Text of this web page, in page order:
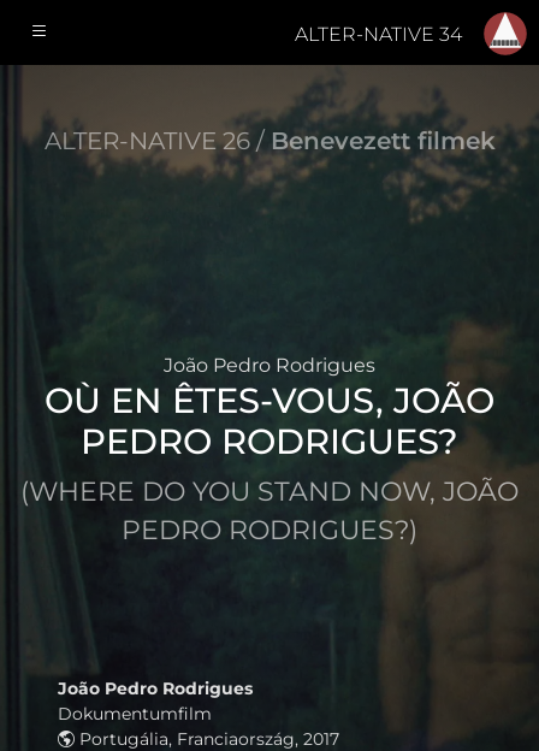
ALTER-NATIVE 34
ALTER-NATIVE 26 / Benevezett filmek
João Pedro Rodrigues
OÙ EN ÊTES-VOUS, JOÃO
PEDRO RODRIGUES?
(WHERE DO YOU STAND NOW, JOÃO
PEDRO RODRIGUES?)
João Pedro Rodrigues
Dokumentumfilm
Portugália, Franciaország, 2017